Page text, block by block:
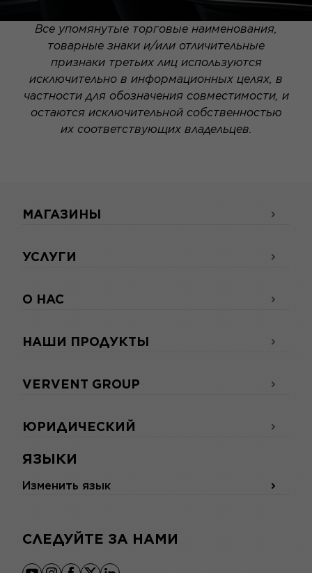
Все упомянутые торговые наименования,
товарные знаки и/или отличительные
признаки третьих лиц используются
исключительно в информационных целях, в
частности для обозначения совместимости, и
остаются исключительной собственностью
их соответствующих владельцев.
ЯЗЫКИ
Изменить язык
СЛЕДУЙТЕ ЗА НАМИ
МАГАЗИНЫ
УСЛУГИ
О НАС
НАШИ ПРОДУКТЫ
VERVENT GROUP
ЮРИДИЧЕСКИЙ